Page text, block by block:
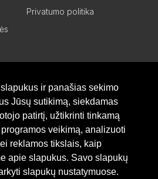
ir panašias sekimo
Jūsų sutikimą, siekdamas
patirtį, užtikrinti tinkamą
veikimą, analizuoti
reklamos tikslais, kaip
apie slapukus. Savo slapukų
slapukų nustatymuose.
Privatumo politika
Pageidavimų sąrašas
Basket